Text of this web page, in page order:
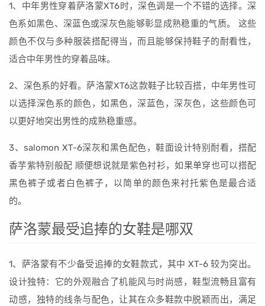
1、中年男性穿着萨洛蒙XT6时，深色调是一个不错的选择。深
色系如黑色、深蓝色或深灰色能够彰显成熟稳重的气质。 这些
颜色不仅与多种服装搭配得当，而且能够保持鞋子的耐看性，
适合中年男性的穿着品味。
2、深色系的好看。萨洛蒙XT6这款鞋子比较百搭，中年男性可
以选择深色系的颜色，如黑色，深蓝色，深灰色，这些颜色可
以更好地突出男性的成熟稳重感。
3、salomon XT-6深灰和黑色配色，鞋面设计特别耐看，搭配
香芋紫特别般配 顺便想说就是紫色衬衫，如果单穿也可以搭配
黑色裤子或者白色裤子，以简单的颜色来衬托紫色是最合适
的。
萨洛蒙最受追捧的女鞋是哪双
1、萨洛蒙有不少备受追捧的女鞋款式，其中 XT-6 较为突出。
设计独特：它的外观融合了机能风与时尚感，鞋型流畅且富有
动感，独特的线条与配色，让其在众多鞋款中脱颖而出，满足